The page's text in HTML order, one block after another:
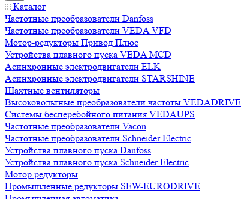
Каталог
Частотные преобразователи Danfoss
Частотные преобразователи VEDA VFD
Мотор-редукторы Привод Плюс
Устройства плавного пуска VEDA MCD
Асинхронные электродвигатели ELK
Асинхронные электродвигатели STARSHINE
Шахтные вентиляторы
Высоковольтные преобразователи частоты VEDADRIVE
Системы бесперебойного питания VEDAUPS
Частотные преобразователи Vacon
Частотные преобразователи Schneider Electric
Устройства плавного пуска Danfoss
Устройства плавного пуска Schneider Electric
Мотор редукторы
Промышленные редукторы SEW-EURODRIVE